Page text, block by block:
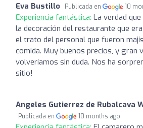
Eva Bustillo Publicada en 10
Experiencia fantástica: La verdad
la decoración del restaurante que
el trato del personal que fueron
comida. Muy buenos precios, y gran
volveríamos sin duda. Nos ha
sitio!
Angeles Gutierrez de Rubalcava
Publicada en 10 months ago